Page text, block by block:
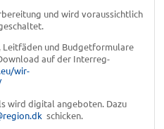
und wird voraussichtlich
und Budgetformulare
auf der Interreg-
wir-
wird digital angeboten. Dazu
schicken.